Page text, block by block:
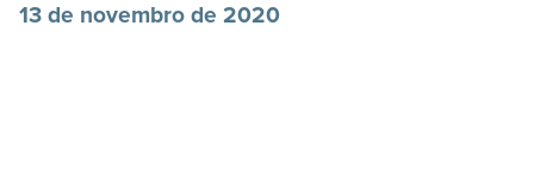
13 de novembro de 2020